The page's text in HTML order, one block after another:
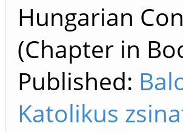
Hungarian
(Chapter in
Published:
Katolikus